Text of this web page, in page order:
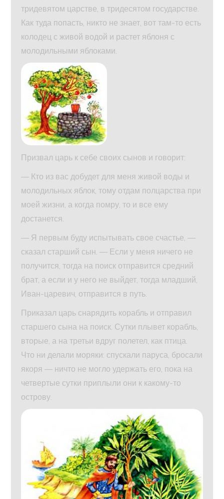
тридевятом царстве, в тридесятом государстве.
Как туда попасть, никто не знает, вот там-то есть
колодец с живой водой и растет яблоня с
молодильными яблоками.
Призвал царь к себе своих сынов и говорит:
— Кто из вас добудет для меня живой воды и
молодильных яблок, тому отдам полцарства при
моей жизни, а когда помру, то и все ему
достанется.
— Я первым буду испытывать свое счастье, —
сказал старший сын. — Если у меня ничего не
получится, тогда на поиск отправится средний
брат, а если и у него не выйдет, тогда младший,
Иван-царевич, отправится в путь.
Приказал царь снарядить корабль и отправил
старшего сына на поиск. Сутки плывет корабль,
вторые, а на третьи вдруг полетел, как птица.
Что ни делали моряки: спускали паруса, бросали
якоря — ничто не могло удержать его, пока на
четвертые сутки приплыли они к какому-то
острову.